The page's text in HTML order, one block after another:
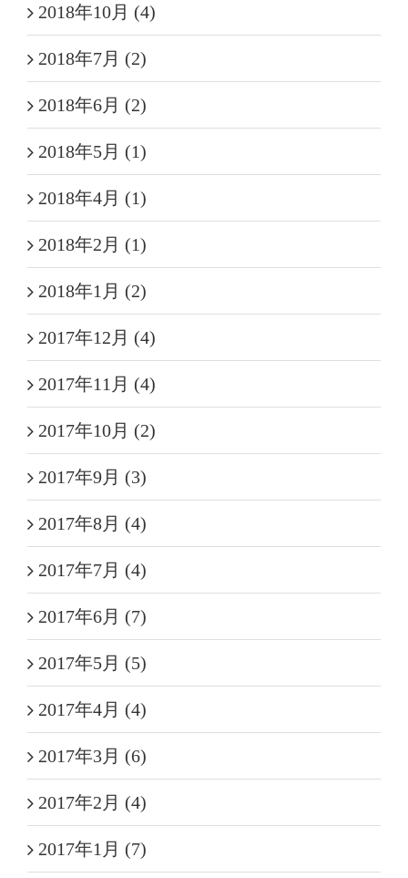
2018年10月 (4)
2018年7月 (2)
2018年6月 (2)
2018年5月 (1)
2018年4月 (1)
2018年2月 (1)
2018年1月 (2)
2017年12月 (4)
2017年11月 (4)
2017年10月 (2)
2017年9月 (3)
2017年8月 (4)
2017年7月 (4)
2017年6月 (7)
2017年5月 (5)
2017年4月 (4)
2017年3月 (6)
2017年2月 (4)
2017年1月 (7)